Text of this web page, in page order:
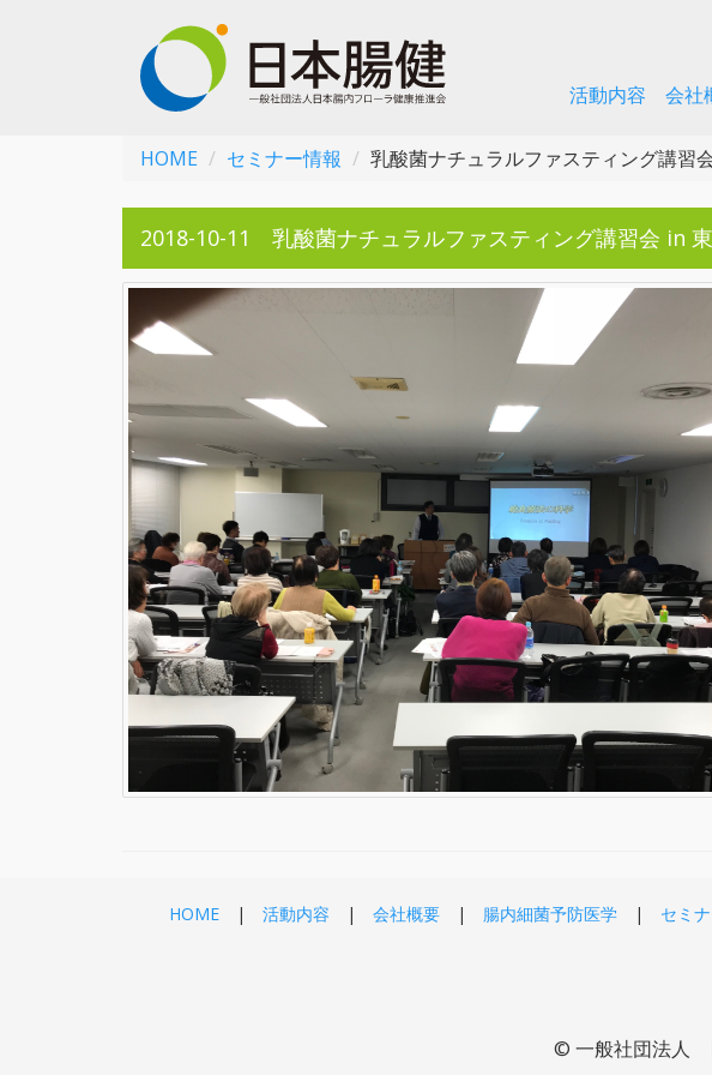
活動内容 会社
HOME セミナー情報 乳酸菌ナチュラルファスティング講習
2018-10-11 乳酸菌ナチュラルファスティング講習会 in
HOME 活動内容 会社概要 腸内細菌予防医学 セミ
© 一般社団法人